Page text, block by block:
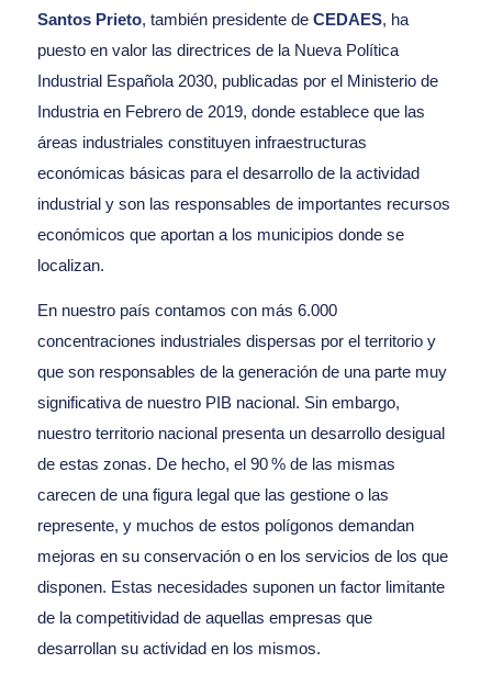
Santos Prieto, también presidente de CEDAES, ha
puesto en valor las directrices de la Nueva Política
Industrial Española 2030, publicadas por el Ministerio de
Industria en Febrero de 2019, donde establece que las
áreas industriales constituyen infraestructuras
económicas básicas para el desarrollo de la actividad
industrial y son las responsables de importantes recursos
económicos que aportan a los municipios donde se
localizan.
En nuestro país contamos con más 6.000
concentraciones industriales dispersas por el territorio y
que son responsables de la generación de una parte muy
significativa de nuestro PIB nacional. Sin embargo,
nuestro territorio nacional presenta un desarrollo desigual
de estas zonas. De hecho, el 90 % de las mismas
carecen de una figura legal que las gestione o las
represente, y muchos de estos polígonos demandan
mejoras en su conservación o en los servicios de los que
disponen. Estas necesidades suponen un factor limitante
de la competitividad de aquellas empresas que
desarrollan su actividad en los mismos.